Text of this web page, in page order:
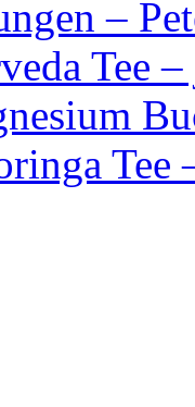
–
Tee
Tee